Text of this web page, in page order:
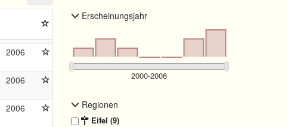
2006
2006
2006
Erscheinungsjahr
Regionen
Eifel (9)